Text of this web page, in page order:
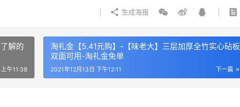
生成海报
解的
午11:38
淘礼金【5.41元购】-【味老大】三层加厚全竹实心砧板
双面可用-淘礼金免单
下一篇
2021年12月13日 下午12:11